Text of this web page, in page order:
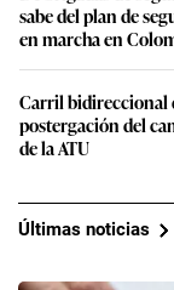
sabe del plan de
en marcha en
Carril bidireccional
postergación del
de la ATU
Últimas noticias